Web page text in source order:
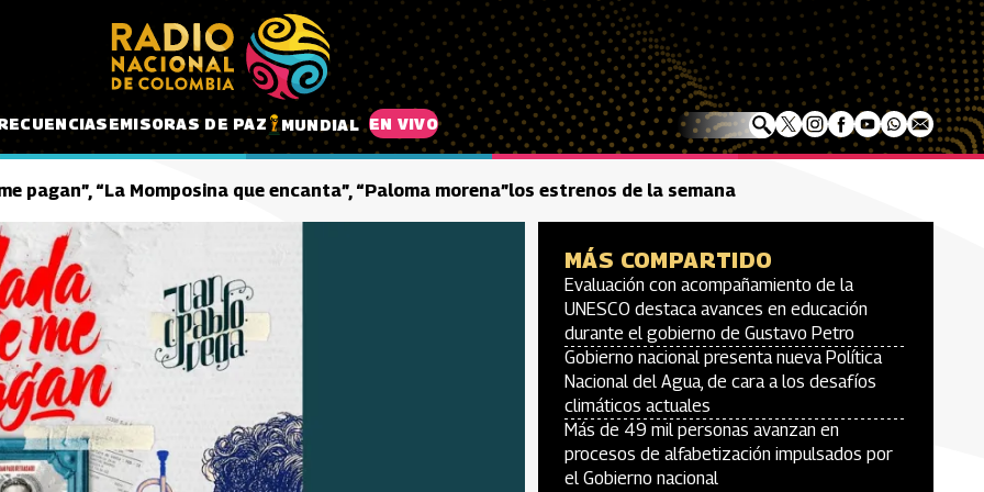
EMISORAS DE PAZ MUNDIAL EN VIVO
pagan”, “La Momposina que encanta”, “Paloma morena”los estrenos de la semana
MÁS COMPARTIDO
Evaluación con acompañamiento de la
UNESCO destaca avances en educación
durante el gobierno de Gustavo Petro
Gobierno nacional presenta nueva Política
Nacional del Agua, de cara a los desafíos
climáticos actuales
Más de 49 mil personas avanzan en
procesos de alfabetización impulsados por
el Gobierno nacional